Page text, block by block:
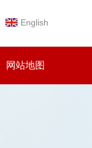
English
网站地图